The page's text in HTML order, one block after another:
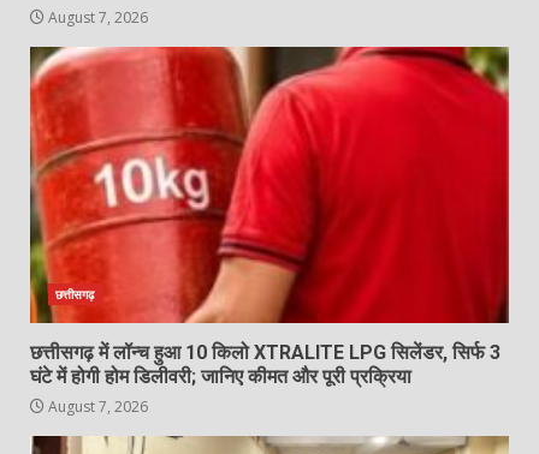
August 7, 2026
छत्तीसगढ़
छत्तीसगढ़ में लॉन्च हुआ 10 किलो XTRALITE LPG सिलेंडर, सिर्फ 3
घंटे में होगी होम डिलीवरी; जानिए कीमत और पूरी प्रक्रिया
August 7, 2026